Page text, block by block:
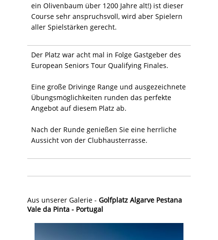
ein Olivenbaum über 1200 Jahre alt!) ist dieser
Course sehr anspruchsvoll, wird aber Spielern
aller Spielstärken gerecht.
Der Platz war acht mal in Folge Gastgeber des
European Seniors Tour Qualifying Finales.
Eine große Drivinge Range und ausgezeichnete
Übungsmöglichkeiten runden das perfekte
Angebot auf diesem Platz ab.
Nach der Runde genießen Sie eine herrliche
Aussicht von der Clubhausterrasse.
Aus unserer Galerie - Golfplatz Algarve Pestana
Vale da Pinta - Portugal